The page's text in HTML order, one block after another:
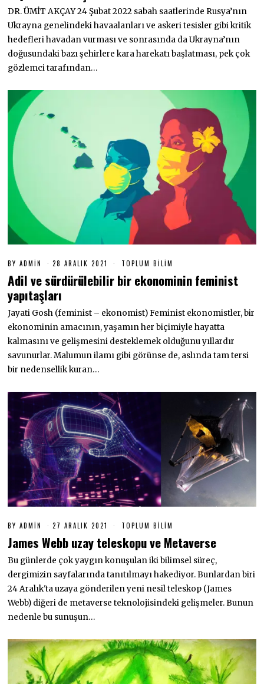
T
2
2
2
DR. ÜMİT AKÇAY 24 Şubat 2022 sabah saatlerinde Rusya’nın
Ukrayna genelindeki havaalanları ve askeri tesisler gibi kritik
hedefleri havadan vurması ve sonrasında da Ukrayna’nın
doğusundaki bazı şehirlere kara harekatı başlatması, pek çok
gözlemci tarafından…
BYADMIN 28 ARALIK 2021
A
I
K
0
2
1
TOPLUM BILIM
Adil ve sürdürülebilir bir ekonominin feminist
yapıtaşları
Jayati Gosh (feminist – ekonomist) Feminist ekonomistler, bir
ekonominin amacının, yaşamın her biçimiyle hayatta
kalmasını ve gelişmesini desteklemek olduğunu yıllardır
savunurlar. Malumun ilamı gibi görünse de, aslında tam tersi
bir nedensellik kuran…
BYADMIN 27 ARALIK 2021
A
A
L
I
K
0
TOPLUM BILIM
James Webb uzay teleskopu ve Metaverse
Bu günlerde çok yaygın konuşulan iki bilimsel süreç,
dergimizin sayfalarında tanıtılmayı hakediyor. Bunlardan biri
24 Aralık'ta uzaya gönderilen yeni nesil teleskop (James
Webb) diğeri de metaverse teknolojisindeki gelişmeler. Bunun
nedenle bu sunuşun…